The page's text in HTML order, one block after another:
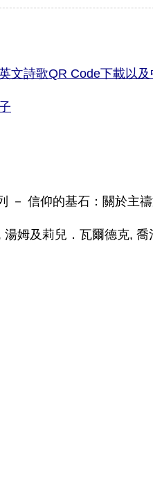
文詩歌QR Code下載以及
－ 信仰的基石：關於主
姆及莉兒．瓦爾德克, 喬